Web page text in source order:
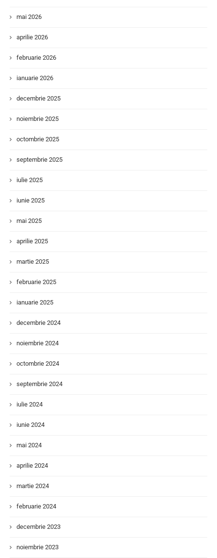
mai 2026
aprilie 2026
februarie 2026
ianuarie 2026
decembrie 2025
noiembrie 2025
octombrie 2025
septembrie 2025
iulie 2025
iunie 2025
mai 2025
aprilie 2025
martie 2025
februarie 2025
ianuarie 2025
decembrie 2024
noiembrie 2024
octombrie 2024
septembrie 2024
iulie 2024
iunie 2024
mai 2024
aprilie 2024
martie 2024
februarie 2024
decembrie 2023
noiembrie 2023